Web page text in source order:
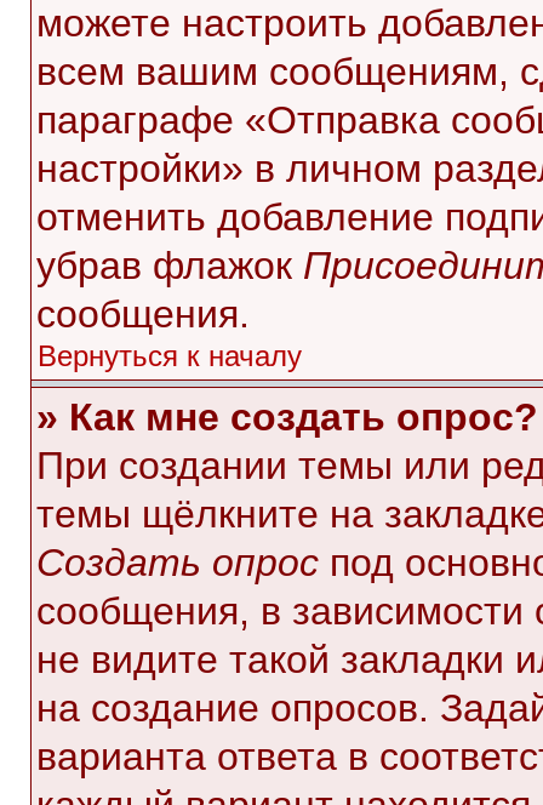
можете настроить
всем вашим сообщениям,
параграфе «Отправка
настройки» в личном
отменить добавление
убрав флажок
сообщения.
Вернуться к началу
» Как мне создать опрос?
При создании темы или
темы щёлкните на
Создать опрос под
сообщения, в зависимости
не видите такой
на создание опросов.
варианта ответа в